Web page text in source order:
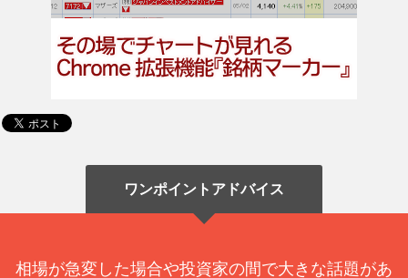
ワンポイントアドバイス
相場が急変した場合や投資家の間で大きな話題があ